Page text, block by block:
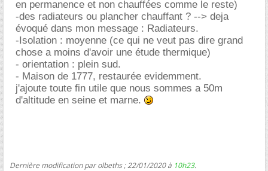
en permanence et non chauffées comme le reste)
-des radiateurs ou plancher chauffant ? --> deja
évoqué dans mon message : Radiateurs.
-Isolation : moyenne (ce qui ne veut pas dire grand
chose a moins d'avoir une étude thermique)
- orientation : plein sud.
- Maison de 1777, restaurée evidemment.
j'ajoute toute fin utile que nous sommes a 50m
d'altitude en seine et marne.
Dernière modification par olbeths ; 22/01/2020 à 10h23.